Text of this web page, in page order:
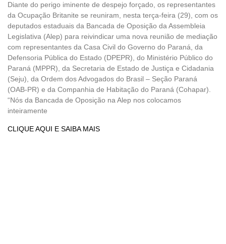
Diante do perigo iminente de despejo forçado, os representantes
da Ocupação Britanite se reuniram, nesta terça-feira (29), com os
deputados estaduais da Bancada de Oposição da Assembleia
Legislativa (Alep) para reivindicar uma nova reunião de mediação
com representantes da Casa Civil do Governo do Paraná, da
Defensoria Pública do Estado (DPEPR), do Ministério Público do
Paraná (MPPR), da Secretaria de Estado de Justiça e Cidadania
(Seju), da Ordem dos Advogados do Brasil – Seção Paraná
(OAB-PR) e da Companhia de Habitação do Paraná (Cohapar).
“Nós da Bancada de Oposição na Alep nos colocamos
inteiramente
CLIQUE AQUI E SAIBA MAIS